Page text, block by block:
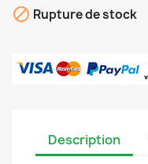
 Rupture de stock
Description